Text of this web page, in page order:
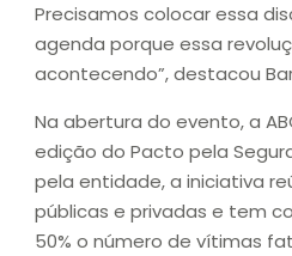
Precisamos colocar essa
agenda porque essa
acontecendo”, destacou
Na abertura do evento, a
edição do Pacto pela
pela entidade, a iniciativa
públicas e privadas e tem
50% o número de vítimas